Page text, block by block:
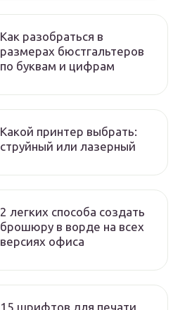
Как разобраться в
размерах бюстгальтеров
по буквам и цифрам
Какой принтер выбрать:
струйный или лазерный
2 легких способа создать
брошюру в ворде на всех
версиях офиса
15 шрифтов для печати,